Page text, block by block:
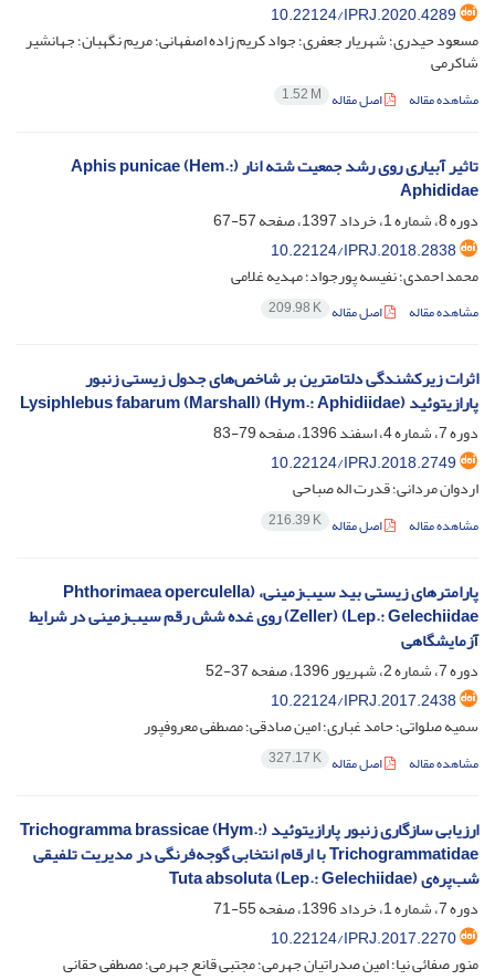
10.22124/IPRJ.2020.4289
مسعود حیدری؛ شهریار جعفری؛ جواد کریم زاده اصفهانی؛ مریم نگهبان؛ جهانشیر
شاکرمی
مشاهده مقاله اصل مقاله 1.52 M
تاثیر آبیاری روی رشد جمعیت شته انار (Aphis punicae (Hem.:
Aphididae
دوره 8، شماره 1، خرداد 1397، صفحه
57-67
10.22124/IPRJ.2018.2838
محمد احمدی؛ نفیسه پورجواد؛ مهدیه غلامی
مشاهده مقاله اصل مقاله 209.98 K
اثرات زیرکشندگی دلتامترین بر شاخص‌های جدول زیستی زنبور
پارازیتوئید (Lysiphlebus fabarum (Marshall) (Hym.: Aphidiidae
دوره 7، شماره 4، اسفند 1396، صفحه
79-83
10.22124/IPRJ.2018.2749
اردوان مردانی؛ قدرت اله صباحی
مشاهده مقاله اصل مقاله 216.39 K
پارامتر‌های زیستی بید سیب‌زمینی، (Phthorimaea operculella
(Zeller) (Lep.: Gelechiidae روی غده شش رقم سیب‌زمینی در شرایط
آزمایشگاهی
دوره 7، شماره 2، شهریور 1396، صفحه
37-52
10.22124/IPRJ.2017.2438
سمیه صلواتی؛ حامد غباری؛ امین صادقی؛ مصطفی معروفپور
مشاهده مقاله اصل مقاله 327.17 K
ارزیابی سازگاری زنبور پارازیتوئید (Trichogramma brassicae (Hym.:
Trichogrammatidae با ارقام انتخابی گوجه‌فرنگی در مدیریت تلفیقی
شب‌پره‌ی (Tuta absoluta (Lep.: Gelechiidae
دوره 7، شماره 1، خرداد 1396، صفحه
55-71
10.22124/IPRJ.2017.2270
منور صفائی نیا؛ امین صدراتیان جهرمی؛ مجتبی قانع جهرمی؛ مصطفی حقانی